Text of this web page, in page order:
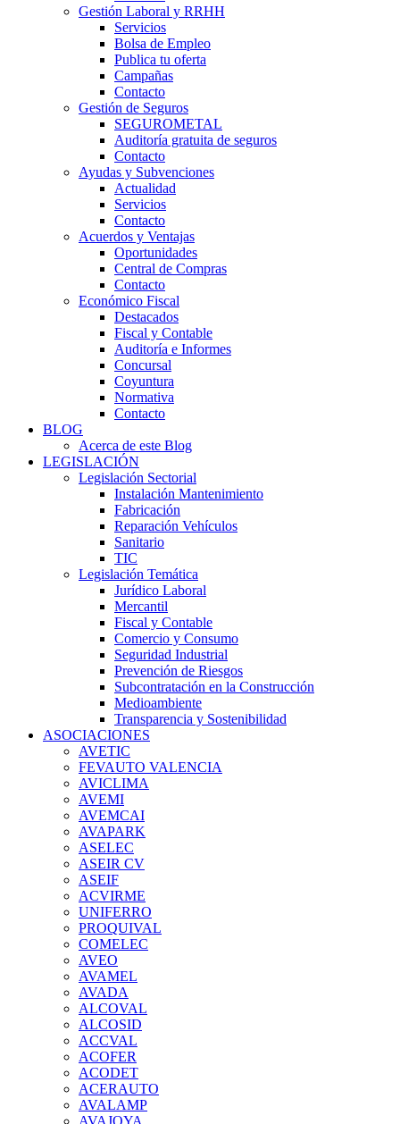
Gestión Laboral y RRHH
Servicios
Bolsa de Empleo
Publica tu oferta
Campañas
Contacto
Gestión de Seguros
SEGUROMETAL
Auditoría gratuita de seguros
Contacto
Ayudas y Subvenciones
Actualidad
Servicios
Contacto
Acuerdos y Ventajas
Oportunidades
Central de Compras
Contacto
Económico Fiscal
Destacados
Fiscal y Contable
Auditoría e Informes
Concursal
Coyuntura
Normativa
Contacto
BLOG
Acerca de este Blog
LEGISLACIÓN
Legislación Sectorial
Instalación Mantenimiento
Fabricación
Reparación Vehículos
Sanitario
TIC
Legislación Temática
Jurídico Laboral
Mercantil
Fiscal y Contable
Comercio y Consumo
Seguridad Industrial
Prevención de Riesgos
Subcontratación en la Construcción
Medioambiente
Transparencia y Sostenibilidad
ASOCIACIONES
AVETIC
FEVAUTO VALENCIA
AVICLIMA
AVEMI
AVEMCAI
AVAPARK
ASELEC
ASEIR CV
ASEIF
ACVIRME
UNIFERRO
PROQUIVAL
COMELEC
AVEO
AVAMEL
AVADA
ALCOVAL
ALCOSID
ACCVAL
ACOFER
ACODET
ACERAUTO
AVALAMP
AVAJOYA